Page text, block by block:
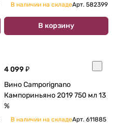
В наличии на складеАрт. 582399
В корзину
4 099 ₽
Вино Camporignano
Кампориньяно 2019 750 мл 13
%
В наличии на складеАрт. 611885